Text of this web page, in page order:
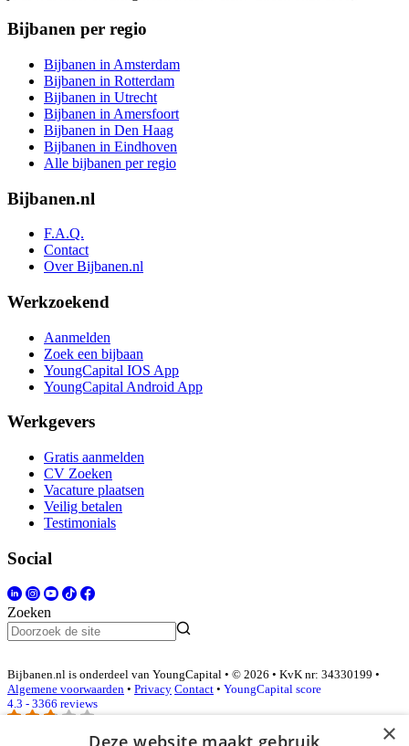
Bijbanen per regio
Bijbanen in Amsterdam
Bijbanen in Rotterdam
Bijbanen in Utrecht
Bijbanen in Amersfoort
Bijbanen in Den Haag
Bijbanen in Eindhoven
Alle bijbanen per regio
Bijbanen.nl
F.A.Q.
Contact
Over Bijbanen.nl
Werkzoekend
Aanmelden
Zoek een bijbaan
YoungCapital IOS App
YoungCapital Android App
Werkgevers
Gratis aanmelden
CV Zoeken
Vacature plaatsen
Veilig betalen
Testimonials
Social
Zoeken
Bijbanen.nl is onderdeel van YoungCapital • © 2026 • KvK nr: 34330199 •
Algemene voorwaarden • Privacy Contact • YoungCapital score
4.3 - 3366 reviews
×
Deze website maakt gebruik